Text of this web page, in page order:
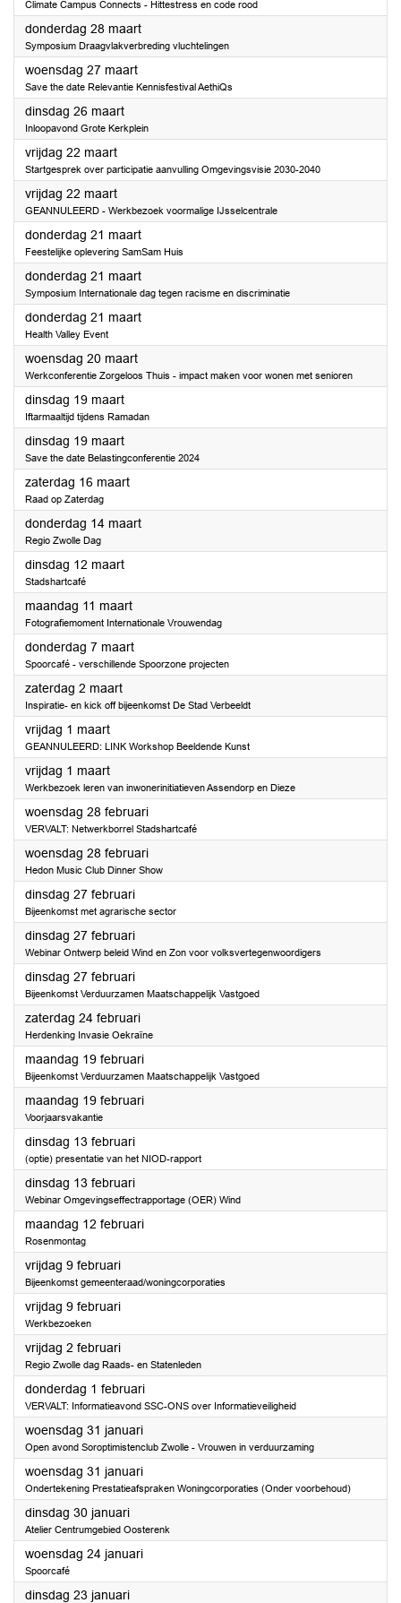
Climate Campus Connects - Hittestress en code rood
donderdag 28 maart2024
Symposium Draagvlakverbreding vluchtelingen
woensdag 27 maart2024
Save the date Relevantie Kennisfestival AethiQs
dinsdag 26 maart2024
Inloopavond Grote Kerkplein
vrijdag 22 maart2024
Startgesprek over participatie aanvulling Omgevingsvisie 2030-2040
vrijdag 22 maart2024
GEANNULEERD - Werkbezoek voormalige IJsselcentrale
donderdag 21 maart2024
Feestelijke oplevering SamSam Huis
donderdag 21 maart2024
Symposium Internationale dag tegen racisme en discriminatie
donderdag 21 maart2024
Health Valley Event
woensdag 20 maart2024
Werkconferentie Zorgeloos Thuis - impact maken voor wonen met senioren
dinsdag 19 maart2024
Iftarmaaltijd tijdens Ramadan
dinsdag 19 maart2024
Save the date Belastingconferentie 2024
zaterdag 16 maart2024
Raad op Zaterdag
donderdag 14 maart2024
Regio Zwolle Dag
dinsdag 12 maart2024
Stadshartcafé
maandag 11 maart2024
Fotografiemoment Internationale Vrouwendag
donderdag 7 maart2024
Spoorcafé - verschillende Spoorzone projecten
zaterdag 2 maart2024
Inspiratie- en kick off bijeenkomst De Stad Verbeeldt
vrijdag 1 maart2024
GEANNULEERD: LINK Workshop Beeldende Kunst
vrijdag 1 maart2024
Werkbezoek leren van inwonerinitiatieven Assendorp en Dieze
woensdag 28 februari2024
VERVALT: Netwerkborrel Stadshartcafé
woensdag 28 februari2024
Hedon Music Club Dinner Show
dinsdag 27 februari2024
Bijeenkomst met agrarische sector
dinsdag 27 februari2024
Webinar Ontwerp beleid Wind en Zon voor volksvertegenwoordigers
dinsdag 27 februari2024
Bijeenkomst Verduurzamen Maatschappelijk Vastgoed
zaterdag 24 februari2024
Herdenking Invasie Oekraïne
maandag 19 februari2024
Bijeenkomst Verduurzamen Maatschappelijk Vastgoed
maandag 19 februari2024
Voorjaarsvakantie
dinsdag 13 februari2024
(optie) presentatie van het NIOD-rapport
dinsdag 13 februari2024
Webinar Omgevingseffectrapportage (OER) Wind
maandag 12 februari2024
Rosenmontag
vrijdag 9 februari2024
Bijeenkomst gemeenteraad/woningcorporaties
vrijdag 9 februari2024
Werkbezoeken
vrijdag 2 februari2024
Regio Zwolle dag Raads- en Statenleden
donderdag 1 februari2024
VERVALT: Informatieavond SSC-ONS over Informatieveiligheid
woensdag 31 januari2024
Open avond Soroptimistenclub Zwolle - Vrouwen in verduurzaming
woensdag 31 januari2024
Ondertekening Prestatieafspraken Woningcorporaties (Onder voorbehoud)
dinsdag 30 januari2024
Atelier Centrumgebied Oosterenk
woensdag 24 januari2024
Spoorcafé
dinsdag 23 januari2024